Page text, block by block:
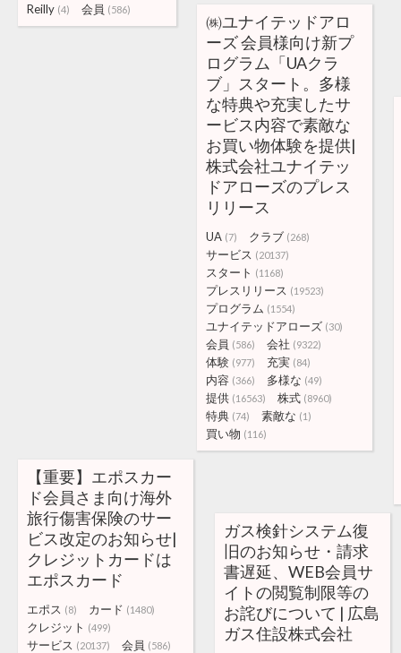
Reilly (4) 会員 (586)
㈱ユナイテッドアロ
ーズ 会員様向け新プ
ログラム「UAクラ
ブ」スタート。多様
な特典や充実したサ
ービス内容で素敵な
お買い物体験を提供|
株式会社ユナイテッ
ドアローズのプレス
リリース
UA (7) クラブ (268)
サービス (20137)
スタート (1168)
プレスリリース (19523)
プログラム (1554)
ユナイテッドアローズ (30)
会員 (586) 会社 (9322)
体験 (977) 充実 (84)
内容 (366) 多様な (49)
提供 (16563) 株式 (8960)
特典 (74) 素敵な (1)
買い物 (116)
【重要】エポスカー
ド会員さま向け海外
旅行傷害保険のサー
ビス改定のお知らせ|
クレジットカードは
エポスカード
エポス (8) カード (1480)
クレジット (499)
サービス (20137) 会員 (586)
ガス検針システム復
旧のお知らせ・請求
書遅延、WEB会員サ
イトの閲覧制限等の
お詫びについて | 広島
ガス住設株式会社